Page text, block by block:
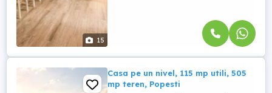
15
Casa pe un nivel, 115 mp utili, 505
mp teren, Popesti